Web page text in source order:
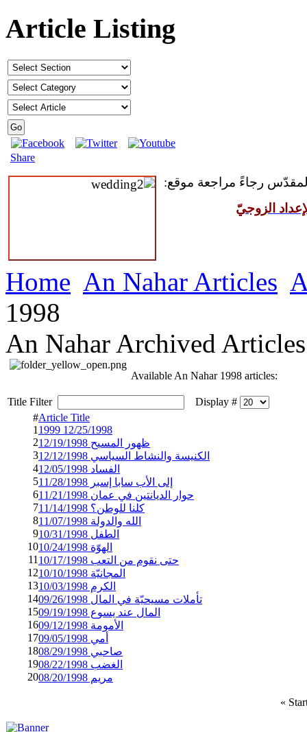
Article Listing
Share
رجاءً مراجعة موقع:
الزوجيّ
Home An Nahar Articles
1998
An Nahar Archived Articles
Available An Nahar 1998 articles:
Title Filter
Display #
#Article Title
1 1999 12/25/1998
2
ظهور المسيح 12/19/1998
3
الكنيسة والنشاط السياسي 12/12/1998
4
الفساد 12/05/1998
5
إلى الأب سابا إسبر 11/28/1998
6
حوار الديانتين في عمان 11/21/1998
7
كلنا للوطن؟ 11/14/1998
8
الله والدولة 11/07/1998
9
الطفل 10/31/1998
10
الهوّة 10/24/1998
11
حتى نقوم من التعب 10/17/1998
12
المجانيّة 10/10/1998
13
الكرم 10/03/1998
14
تأملات مسيحيّة في المال 09/26/1998
15
المال عند يسوع 09/19/1998
16
الأمومة 09/12/1998
17
أمي 09/05/1998
18
صاحبي 08/29/1998
19
الغضب 08/22/1998
20
مريم 08/20/1998
«